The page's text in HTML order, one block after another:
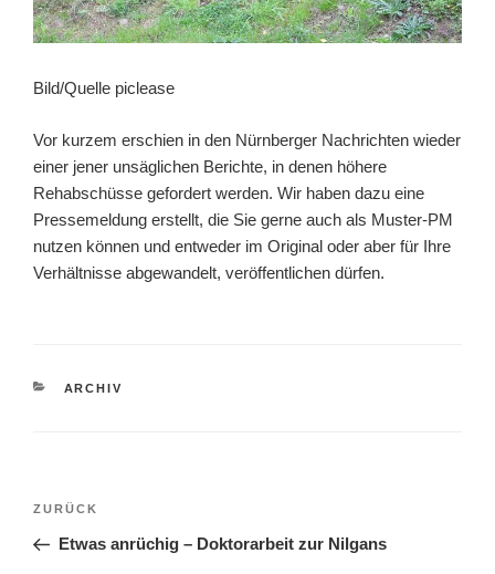
Bild/Quelle piclease
Vor kurzem erschien in den Nürnberger Nachrichten wieder
einer jener unsäglichen Berichte, in denen höhere
Rehabschüsse gefordert werden. Wir haben dazu eine
Pressemeldung erstellt, die Sie gerne auch als Muster-PM
nutzen können und entweder im Original oder aber für Ihre
Verhältnisse abgewandelt, veröffentlichen dürfen.
KATEGORIEN
ARCHIV
Beitragsnavigation
Vorheriger
Beitrag
ZURÜCK
Etwas anrüchig – Doktorarbeit zur Nilgans